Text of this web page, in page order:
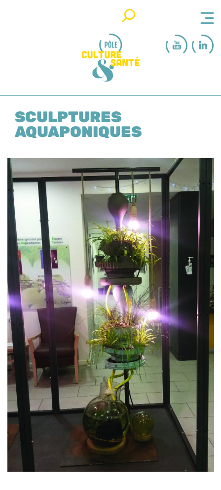
SCULPTURES
AQUAPONIQUES